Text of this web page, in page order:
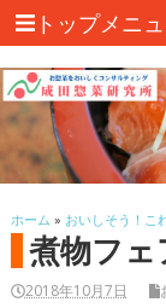
トップメニ
ホーム » おいしそう！こ
煮物フェ
2018年10月7日